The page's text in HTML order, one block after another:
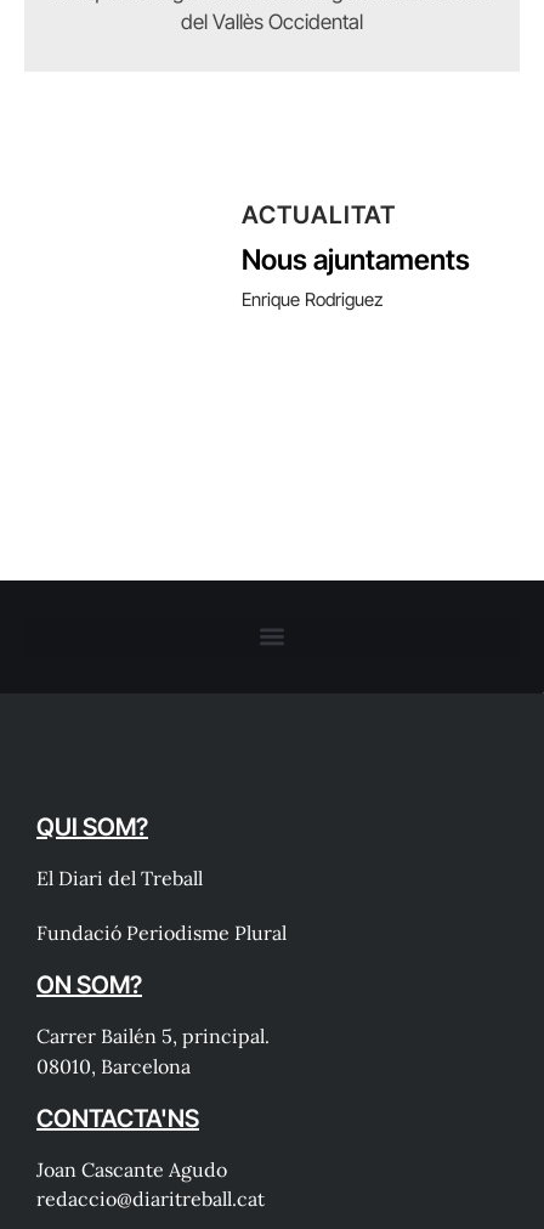
del Vallès Occidental
ACTUALITAT
Nous ajuntaments
Enrique Rodriguez
QUI SOM?
El Diari del Treball
Fundació Periodisme Plural
ON SOM?
Carrer Bailén 5, principal.
08010, Barcelona
CONTACTA'NS
Joan Cascante Agudo
redaccio@diaritreball.cat